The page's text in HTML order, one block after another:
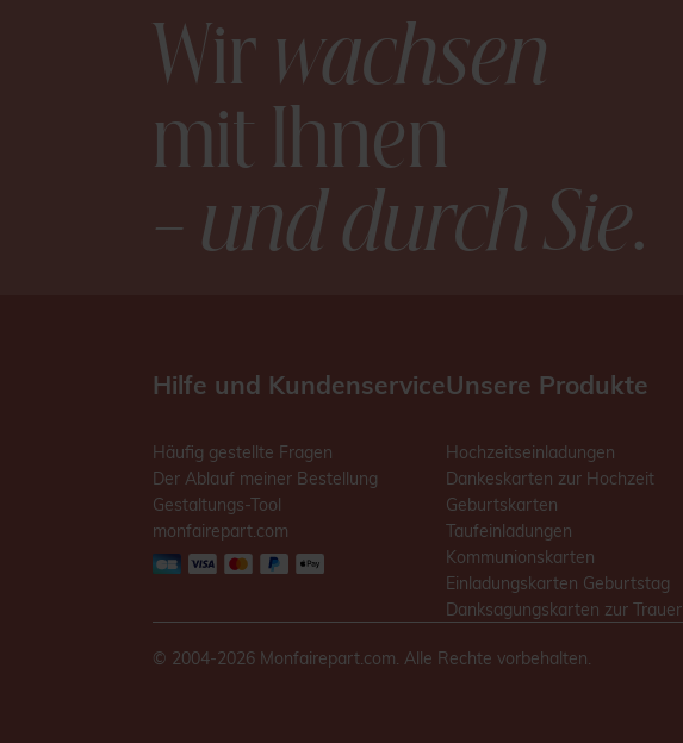
Wirwachsen
mit Ihnen
– und durch Sie.
Hilfe und Kundenservice
Häufig gestellte Fragen
Der Ablauf meiner Bestellung
Gestaltungs-Tool
monfairepart.com
Unsere Produkte
Hochzeitseinladungen
Dankeskarten zur Hochzeit
Geburtskarten
Taufeinladungen
Kommunionskarten
Einladungskarten Geburtstag
Danksagungskarten zur Trauer
© 2004-2026 Monfairepart.com. Alle Rechte vorbehalten.